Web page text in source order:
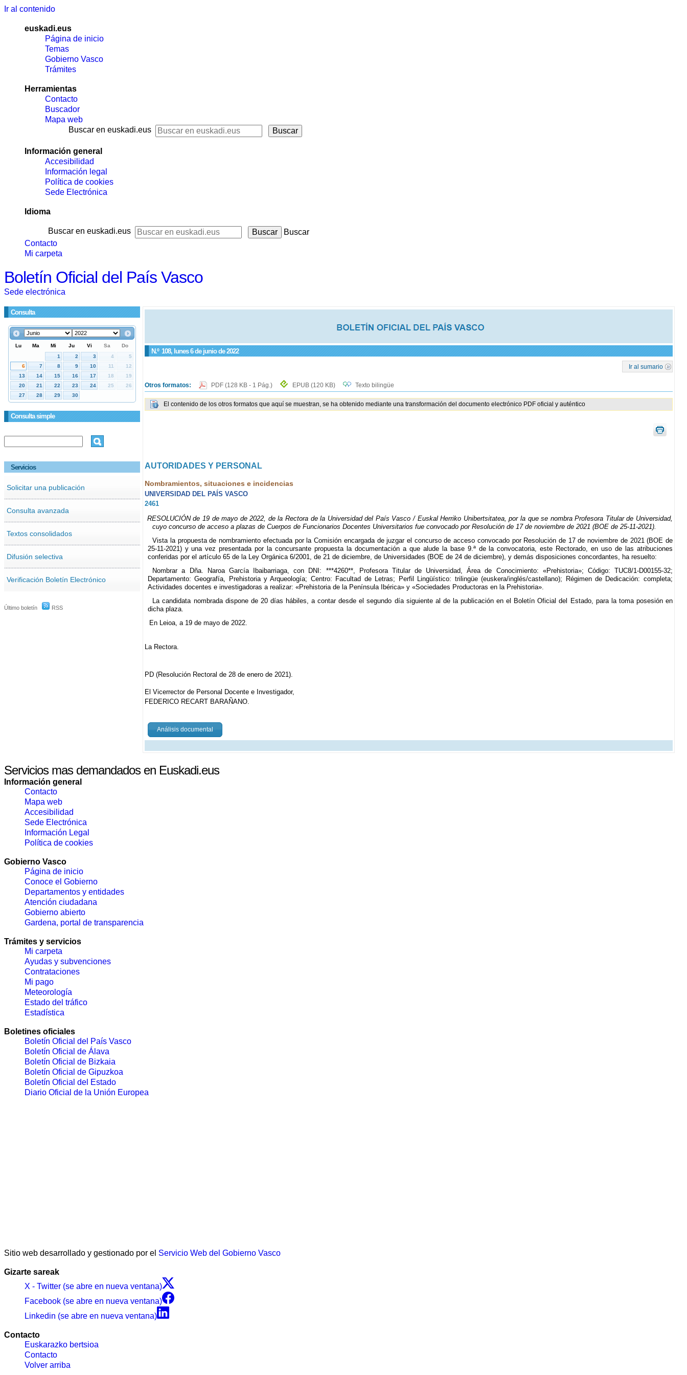
Ir al contenido
euskadi.eus
Página de inicio
Temas
Gobierno Vasco
Trámites
Herramientas
Contacto
Buscador
Mapa web
Buscar en euskadi.eus
Información general
Accesibilidad
Información legal
Política de cookies
Sede Electrónica
Idioma
Buscar en euskadi.eus
Buscar
Contacto
Mi carpeta
Boletín Oficial del País Vasco
Sede electrónica
Consulta
Consulta simple
Servicios
Solicitar una publicación
Consulta avanzada
Textos consolidados
Difusión selectiva
Verificación Boletín Electrónico
Último boletín RSS
N.º 108, lunes 6 de junio de 2022
Ir al sumario
Otros formatos: PDF (128 KB - 1 Pág.) EPUB (120 KB) Texto bilingüe
El contenido de los otros formatos que aquí se muestran, se ha obtenido mediante una transformación del documento electrónico PDF oficial y auténtico
AUTORIDADES Y PERSONAL
Nombramientos, situaciones e incidencias
UNIVERSIDAD DEL PAÍS VASCO
2461
RESOLUCIÓN de 19 de mayo de 2022, de la Rectora de la Universidad del País Vasco / Euskal Herriko Unibertsitatea, por la que se nombra Profesora Titular de Universidad,
cuyo concurso de acceso a plazas de Cuerpos de Funcionarios Docentes Universitarios fue convocado por Resolución de 17 de noviembre de 2021 (BOE de 25-11-2021).
Vista la propuesta de nombramiento efectuada por la Comisión encargada de juzgar el concurso de acceso convocado por Resolución de 17 de noviembre de 2021 (BOE de
25-11-2021) y una vez presentada por la concursante propuesta la documentación a que alude la base 9.ª de la convocatoria, este Rectorado, en uso de las atribuciones
conferidas por el artículo 65 de la Ley Orgánica 6/2001, de 21 de diciembre, de Universidades (BOE de 24 de diciembre), y demás disposiciones concordantes, ha resuelto:
Nombrar a Dña. Naroa García Ibaibarriaga, con DNI: ***4260**, Profesora Titular de Universidad, Área de Conocimiento: «Prehistoria»; Código: TUC8/1-D00155-32;
Departamento: Geografía, Prehistoria y Arqueología; Centro: Facultad de Letras; Perfil Lingüístico: trilingüe (euskera/inglés/castellano); Régimen de Dedicación: completa;
Actividades docentes e investigadoras a realizar: «Prehistoria de la Península Ibérica» y «Sociedades Productoras en la Prehistoria».
La candidata nombrada dispone de 20 días hábiles, a contar desde el segundo día siguiente al de la publicación en el Boletín Oficial del Estado, para la toma posesión en
dicha plaza.
En Leioa, a 19 de mayo de 2022.
La Rectora.
PD (Resolución Rectoral de 28 de enero de 2021).
El Vicerrector de Personal Docente e Investigador,
FEDERICO RECART BARAÑANO.
Análisis documental
Servicios mas demandados en Euskadi.eus
Información general
Contacto
Mapa web
Accesibilidad
Sede Electrónica
Información Legal
Política de cookies
Gobierno Vasco
Página de inicio
Conoce el Gobierno
Departamentos y entidades
Atención ciudadana
Gobierno abierto
Gardena, portal de transparencia
Trámites y servicios
Mi carpeta
Ayudas y subvenciones
Contrataciones
Mi pago
Meteorología
Estado del tráfico
Estadística
Boletines oficiales
Boletín Oficial del País Vasco
Boletín Oficial de Álava
Boletín Oficial de Bizkaia
Boletín Oficial de Gipuzkoa
Boletín Oficial del Estado
Diario Oficial de la Unión Europea
Sitio web desarrollado y gestionado por el Servicio Web del Gobierno Vasco
Gizarte sareak
X - Twitter (se abre en nueva ventana)
Facebook (se abre en nueva ventana)
Linkedin (se abre en nueva ventana)
Contacto
Euskarazko bertsioa
Contacto
Volver arriba